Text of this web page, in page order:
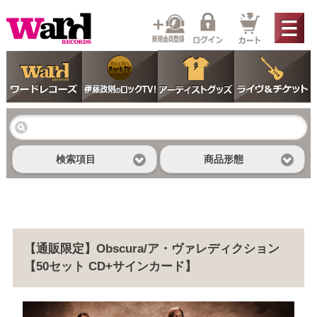
検索項目 商品形態
【通販限定】Obscura/ア・ヴァレディクション
【50セット CD+サインカード】